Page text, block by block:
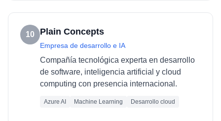
10 Plain Concepts
Empresa de desarrollo e IA
Compañía tecnológica experta en desarrollo
de software, inteligencia artificial y cloud
computing con presencia internacional.
Azure AI Machine Learning Desarrollo cloud